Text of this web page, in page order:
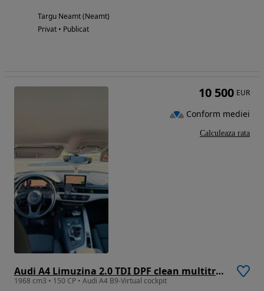
Targu Neamt (Neamt)
Privat • Publicat
Audi A4 Limuzina 2.0 TDI DPF clean multitronic Ambition
1968 cm3 • 150 CP • Audi A4 B9-Virtual cockpit
10 500 EUR
Conform mediei
Calculeaza rata